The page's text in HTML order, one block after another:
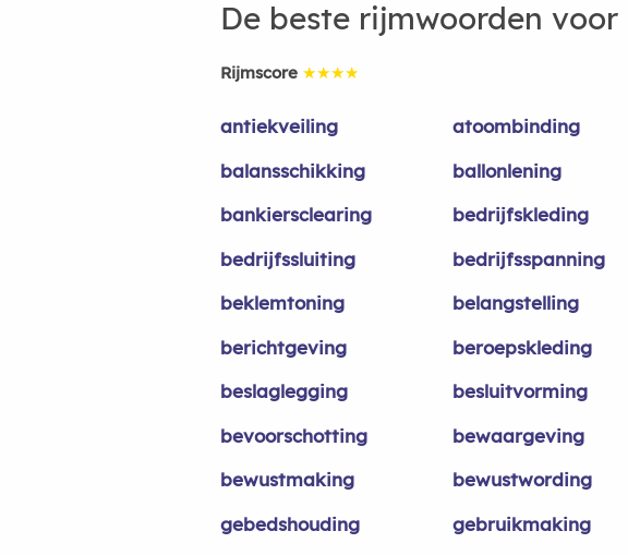
De beste rijmwoorden voor
Rijmscore ★★★★
antiekveiling atoombinding
balansschikking
ballonlening
bankiersclearing
bedrijfskleding
bedrijfssluiting
bedrijfsspanning
beklemtoning
belangstelling
berichtgeving
beroepskleding
beslaglegging
besluitvorming
bevoorschotting
bewaargeving
bewustmaking
bewustwording
gebedshouding
gebruikmaking